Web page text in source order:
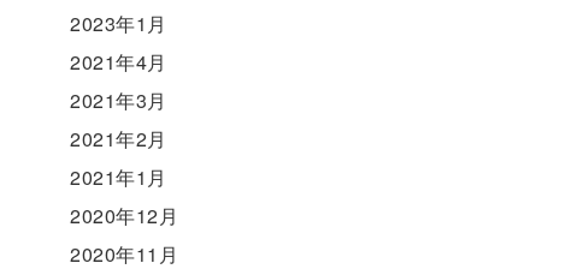
2023年1月
2021年4月
2021年3月
2021年2月
2021年1月
2020年12月
2020年11月